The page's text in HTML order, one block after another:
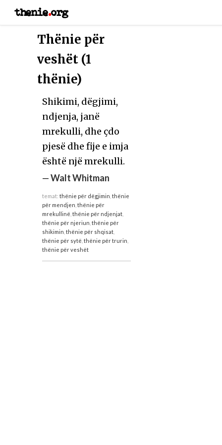
thenie.org
Thënie për
veshët (1
thënie)
Shikimi, dëgjimi,
ndjenja, janë
mrekulli, dhe çdo
pjesë dhe fije e imja
është një mrekulli.
—Walt Whitman
temat: thënie për dëgjimin thënie
për mendjen thënie për
mrekullinë thënie për ndjenjat,
thënie për njeriun thënie për
shikimin thënie për shqisat,
thënie për sytë thënie për trurin
thënie për veshët